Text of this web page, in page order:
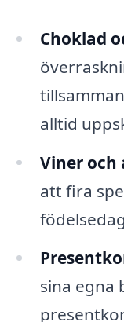
Choklad
alltid
Viner och
att fira
sina egna